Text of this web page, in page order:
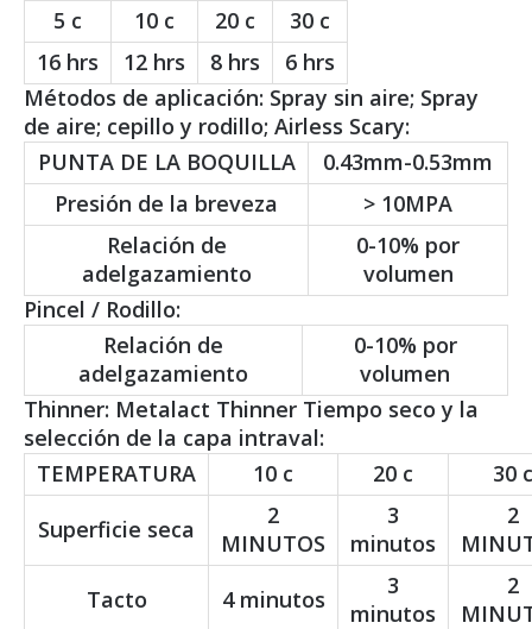
5 c
10 c 20 c
30 c
16 hrs
12 hrs 8 hrs
6 hrs
Métodos de aplicación: Spray sin aire; Spray
de aire; cepillo y rodillo; Airless Scary:
PUNTA DE LA BOQUILLA
0.43mm-0.53mm
Presión de la breveza
> 10MPA
Relación de
adelgazamiento
0-10% por
volumen
Pincel / Rodillo:
Relación de
adelgazamiento
0-10% por
volumen
Thinner: Metalact Thinner Tiempo seco y la
selección de la capa intraval:
TEMPERATURA
10 c 20 c
30 c
Superficie seca
2
MINUTOS
3
minutos
2
Tacto
4 minutos
3
minutos
2